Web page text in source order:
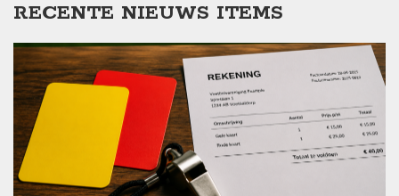
RECENTE NIEUWS ITEMS